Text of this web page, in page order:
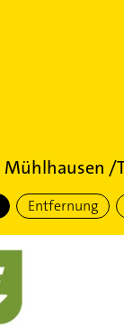
Mühlhausen /
Entfernung